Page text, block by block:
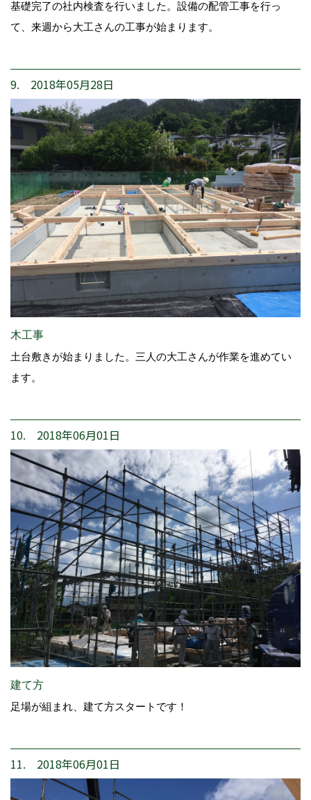
基礎完了の社内検査を行いました。設備の配管工事を行っ
て、来週から大工さんの工事が始まります。
9. 2018年05月28日
木工事
土台敷きが始まりました。三人の大工さんが作業を進めてい
ます。
10. 2018年06月01日
建て方
足場が組まれ、建て方スタートです！
11. 2018年06月01日